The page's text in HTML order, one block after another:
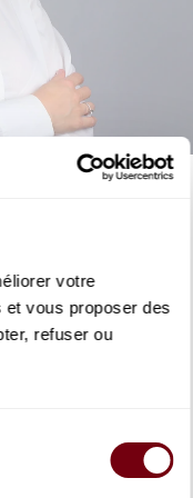
votre
vous proposer des
refuser ou
enhances its spiritual